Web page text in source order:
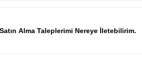
Alma Taleplerimi Nereye İletebilirim.